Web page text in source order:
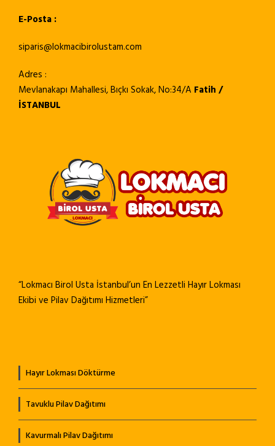
E-Posta :
siparis@lokmacibirolustam.com
Adres :
Mevlanakapı Mahallesi, Bıçkı Sokak, No:34/A Fatih /
İSTANBUL
“Lokmacı Birol Usta İstanbul’un En Lezzetli Hayır Lokması
Ekibi ve Pilav Dağıtımı Hizmetleri”
Hayır Lokması Döktürme
Tavuklu Pilav Dağıtımı
Kavurmalı Pilav Dağıtımı